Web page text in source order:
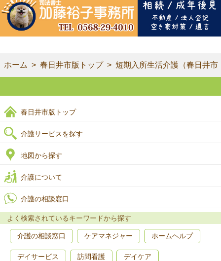
ホーム 春日井市版トップ 短期入所生活介護（春日井市
春日井市版トップ
介護サービスを探す
地図から探す
介護について
介護の相談窓口
よく検索されているキーワードから探す
介護の相談窓口 ケアマネジャー ホームヘルプ
デイサービス 訪問看護 デイケア